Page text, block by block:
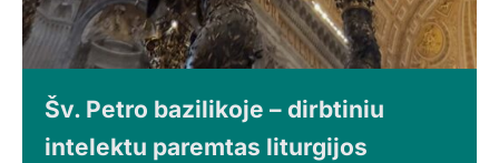
Šv. Petro bazilikoje – dirbtiniu
intelektu paremtas liturgijos